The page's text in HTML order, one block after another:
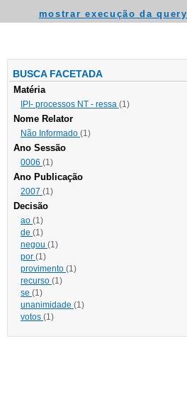
mostrar execução da query
BUSCA FACETADA
Matéria
IPI- processos NT - ressa (1)
Nome Relator
Não Informado (1)
Ano Sessão
0006 (1)
Ano Publicação
2007 (1)
Decisão
ao (1)
de (1)
negou (1)
por (1)
provimento (1)
recurso (1)
se (1)
unanimidade (1)
votos (1)